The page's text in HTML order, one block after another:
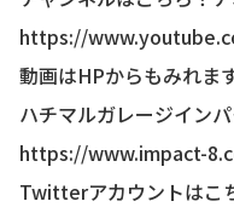
https://
動画はHPからもみれます
ハチマルガレージイン
https://www.impact-
Twitterアカウントはこ